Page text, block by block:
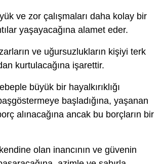
ve zor çalışmaları daha kolay bir
yaşayacağına alamet eder.
ve uğursuzlukların kişiyi terk
kurtulacağına işarettir.
büyük bir hayalkırıklığı
başladığına, yaşanan
alınacağına ancak bu borçların bir
kendine olan inancının ve güvenin